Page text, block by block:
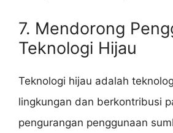
7. Mendorong
Teknologi Hijau
Teknologi hijau adalah
lingkungan dan berkontribusi
pengurangan penggunaan